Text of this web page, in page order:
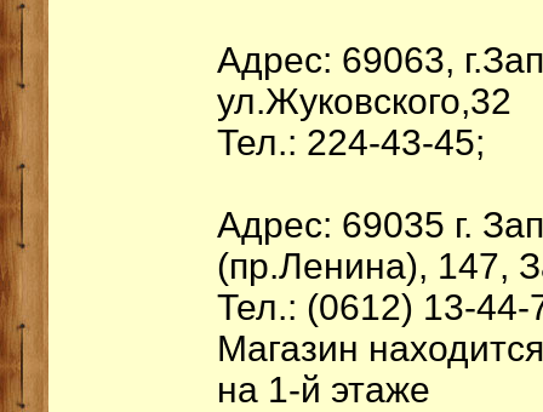
Адрес: 69063,
ул.Жуковского,32
Тел.: 224-43-45;
Адрес: 69035 г.
(пр.Ленина), 147,
Тел.: (0612) 13-44-
Магазин
на 1-й этаже